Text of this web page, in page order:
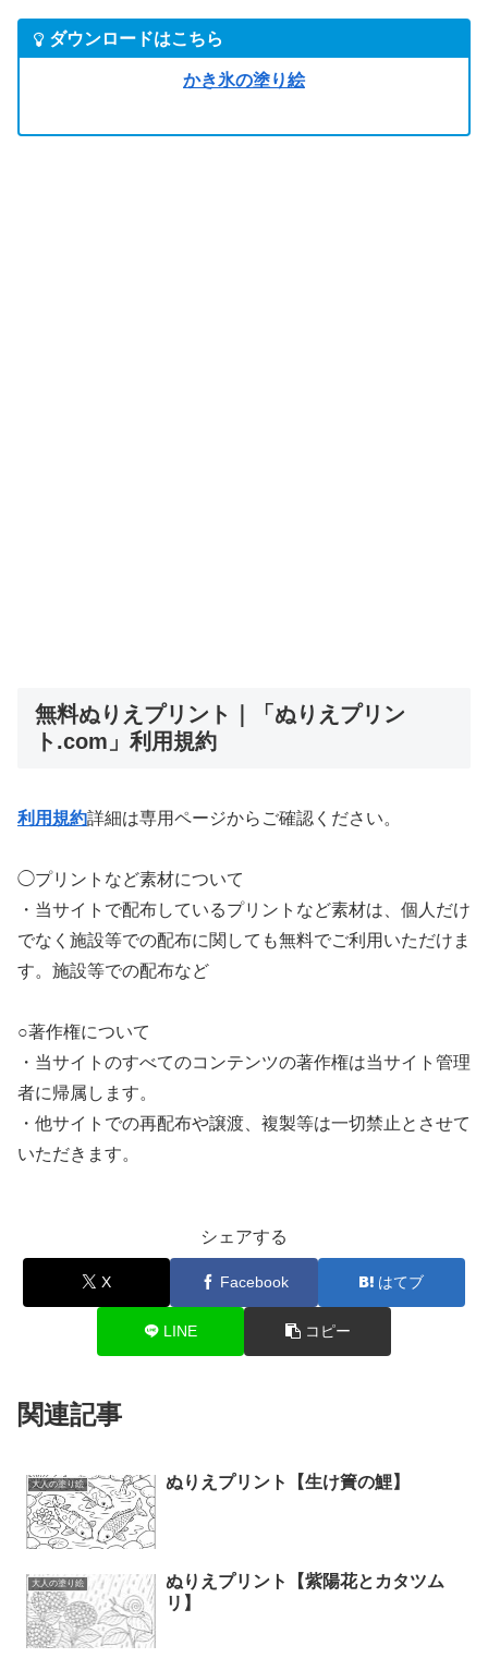
ダウンロードはこちら
かき氷の塗り絵
無料ぬりえプリント｜「ぬりえプリン
ト.com」利用規約
利用規約詳細は専用ページからご確認ください。
◯プリントなど素材について
・当サイトで配布しているプリントなど素材は、個人だけ
でなく施設等での配布に関しても無料でご利用いただけま
す。施設等での配布など
○著作権について
・当サイトのすべてのコンテンツの著作権は当サイト管理
者に帰属します。
・他サイトでの再配布や譲渡、複製等は一切禁止とさせて
いただきます。
シェアする
X Facebook はてブ
LINE コピー
関連記事
大人の塗り絵 ぬりえプリント【生け簀の鯉】
大人の塗り絵
ぬりえプリント【紫陽花とカタツム
リ】